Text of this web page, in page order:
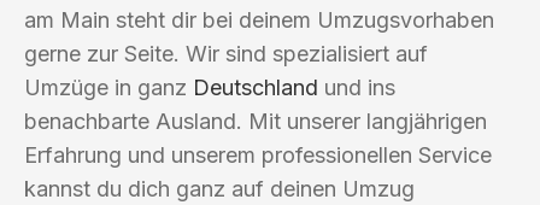
am Main steht dir bei deinem Umzugsvorhaben
gerne zur Seite. Wir sind spezialisiert auf
Umzüge in ganz Deutschland und ins
benachbarte Ausland. Mit unserer langjährigen
Erfahrung und unserem professionellen Service
kannst du dich ganz auf deinen Umzug